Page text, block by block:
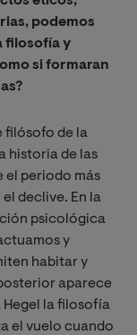
podemos
filosofía y
si formaran
filósofo de la
historia de las
el periodo más
declive. En la
psicológica
y
habitar y
aparece
la filosofía
el vuelo cuando